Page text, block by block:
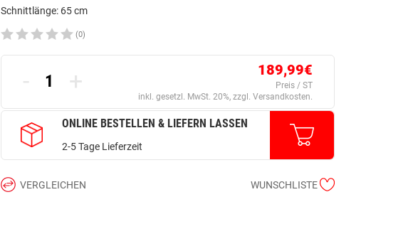
Schnittlänge: 65 cm
(0)
- + 189,99€
Preis / ST
inkl. gesetzl. MwSt. 20%, zzgl. Versandkosten.
ONLINE BESTELLEN & LIEFERN LASSEN
2-5 Tage Lieferzeit
VERGLEICHEN WUNSCHLISTE